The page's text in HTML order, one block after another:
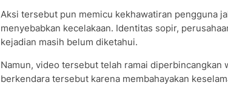
Aksi tersebut pun memicu kekhawatiran pengguna
menyebabkan kecelakaan. Identitas sopir,
kejadian masih belum diketahui.
Namun, video tersebut telah ramai diperbincangkan
berkendara tersebut karena membahayakan